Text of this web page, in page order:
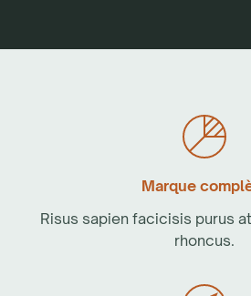
Marque
Risus sapien facicisis purus
rhoncus.